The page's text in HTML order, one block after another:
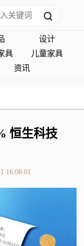
设计
具
儿童家具
资讯
恒生科技
16:08:01